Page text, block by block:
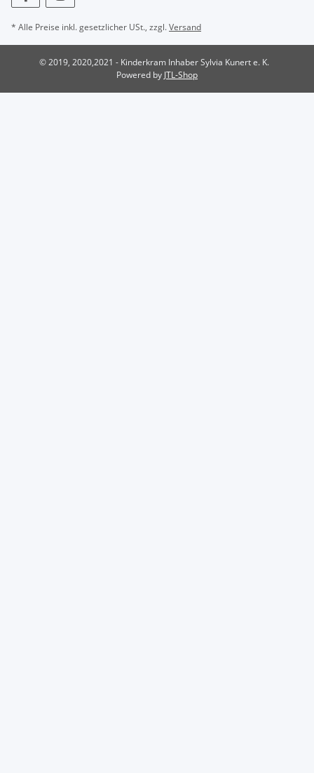
* Alle Preise inkl. gesetzlicher USt., zzgl.Versand
© 2019, 2020,2021 - Kinderkram Inhaber Sylvia Kunert e. K.
Powered by JTL-Shop